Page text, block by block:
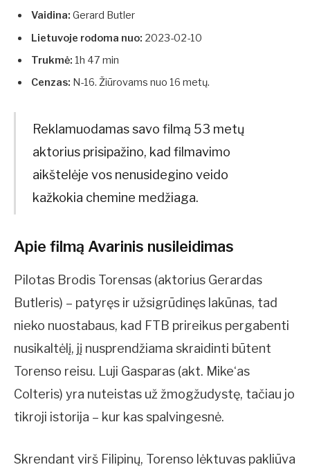
Vaidina: Gerard Butler
Lietuvoje rodoma nuo: 2023-02-10
Trukmė: 1h 47 min
Cenzas: N-16. Žiūrovams nuo 16 metų.
Reklamuodamas savo filmą 53 metų
aktorius prisipažino, kad filmavimo
aikštelėje vos nenusidegino veido
kažkokia chemine medžiaga.
Apie filmą Avarinis nusileidimas
Pilotas Brodis Torensas (aktorius Gerardas
Butleris) – patyręs ir užsigrūdinęs lakūnas, tad
nieko nuostabaus, kad FTB prireikus pergabenti
nusikaltėlį, jį nusprendžiama skraidinti būtent
Torenso reisu. Luji Gasparas (akt. Mike‘as
Colteris) yra nuteistas už žmogžudystę, tačiau jo
tikroji istorija – kur kas spalvingesnė.
Skrendant virš Filipinų, Torenso lėktuvas pakliūva